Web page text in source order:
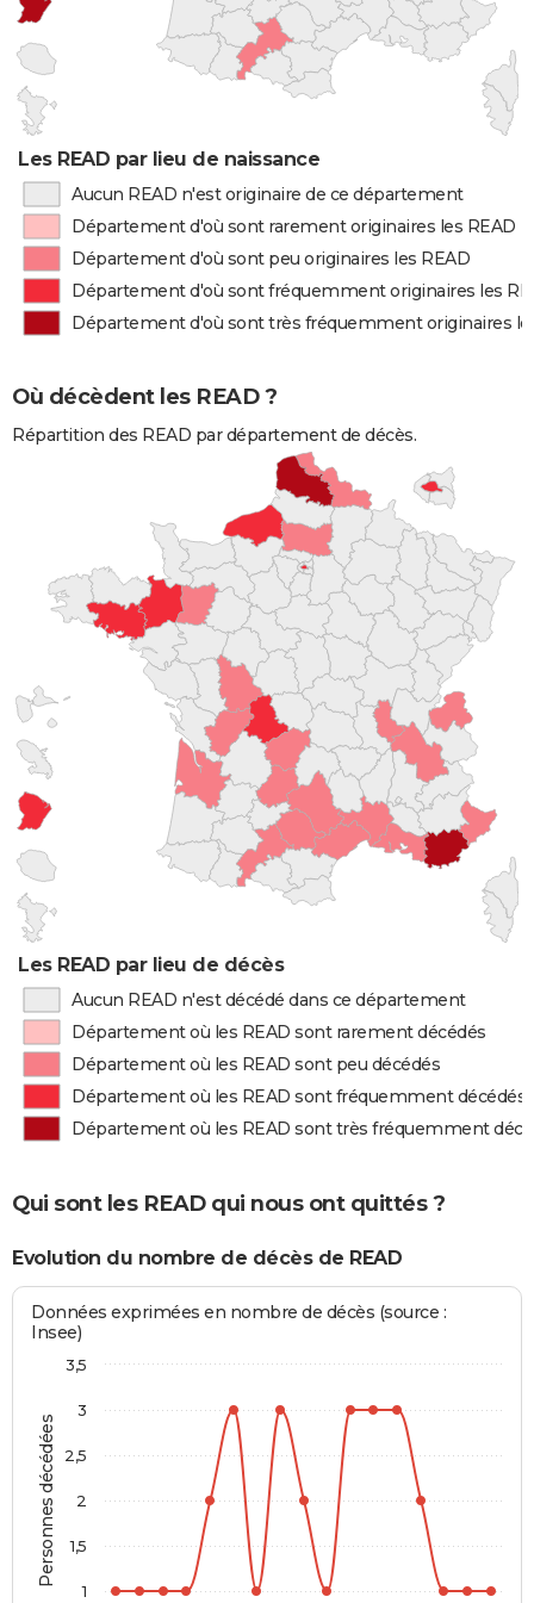
Les READ par lieu de naissance
Aucun READ n'est originaire de ce département
Département d'où sont rarement originaires les READ
Département d'où sont peu originaires les READ
Département d'où sont fréquemment originaires les
Département d'où sont très fréquemment originaires
Où décèdent les READ ?
Répartition des READ par département de décès.
Les READ par lieu de décès
Aucun READ n'est décédé dans ce département
Département où les READ sont rarement décédés
Département où les READ sont peu décédés
Département où les READ sont fréquemment décédés
Département où les READ sont très fréquemment
Qui sont les READ qui nous ont quittés ?
Evolution du nombre de décès de READ
Personnes décédées
Données exprimées en nombre de décès (source :
Insee)
1
1,5
2
2,5
3
3,5